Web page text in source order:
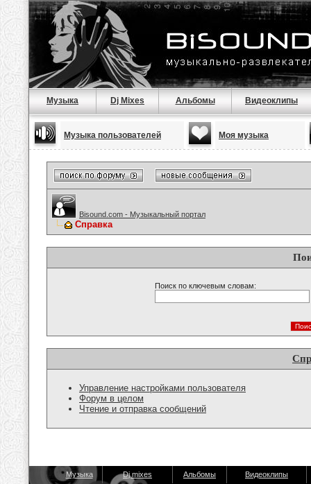
Музыка Dj Mixes Альбомы Видеоклипы
Музыка пользователей Моя музыка
Bisound.com - Музыкальный портал
Справка
Поиск по ключевым словам:
Управление настройками пользователя
Форум в целом
Чтение и отправка сообщений
Музыка Dj mixes Альбомы Видеоклипы